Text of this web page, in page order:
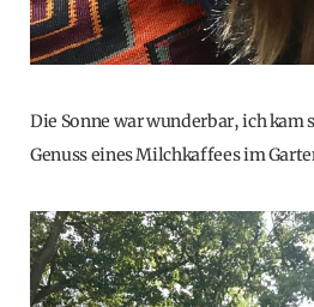
Die Sonne war wunderbar, ich kam
Genuss eines Milchkaffees im